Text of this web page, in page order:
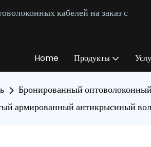
кабелей на заказ с
Home Продукты
Бронированный
армированный антикрысиный